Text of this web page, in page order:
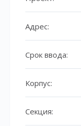
Адрес:
Срок ввода:
Корпус:
Секция: